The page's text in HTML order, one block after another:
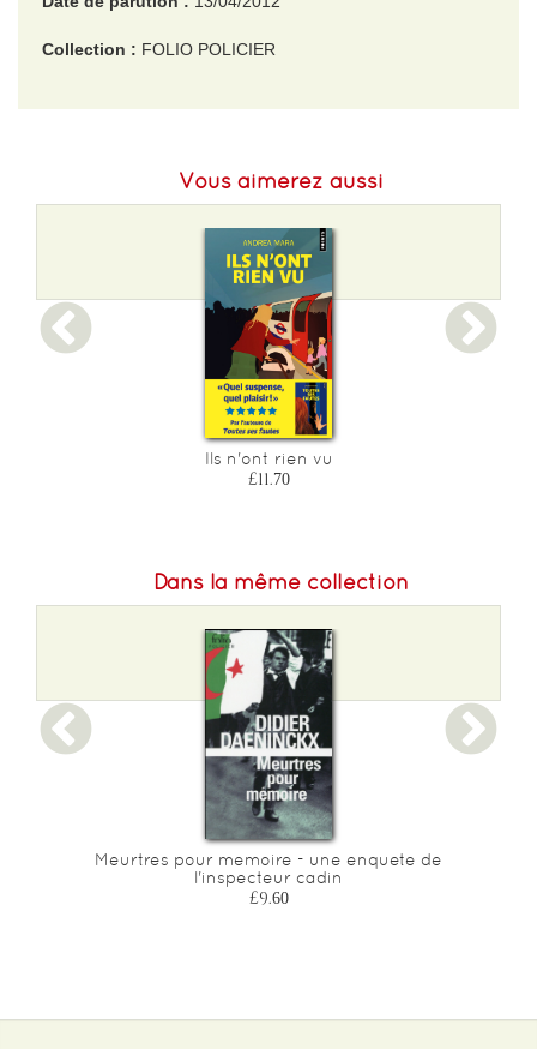
Collection : FOLIO POLICIER
Vous aimerez aussi
Ils n'ont rien vu
£11.70
Dans la même collection
Meurtres pour memoire - une enquete de
l'inspecteur cadin
£9.60